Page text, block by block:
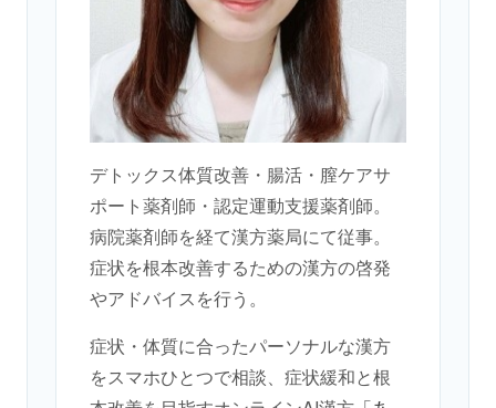
デトックス体質改善・腸活・膣ケアサ
ポート薬剤師・認定運動支援薬剤師。
病院薬剤師を経て漢方薬局にて従事。
症状を根本改善するための漢方の啓発
やアドバイスを行う。
症状・体質に合ったパーソナルな漢方
をスマホひとつで相談、症状緩和と根